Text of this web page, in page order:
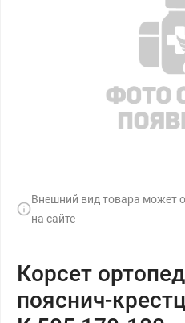
Внешний вид товара может
на сайте
Корсет
пояснич-